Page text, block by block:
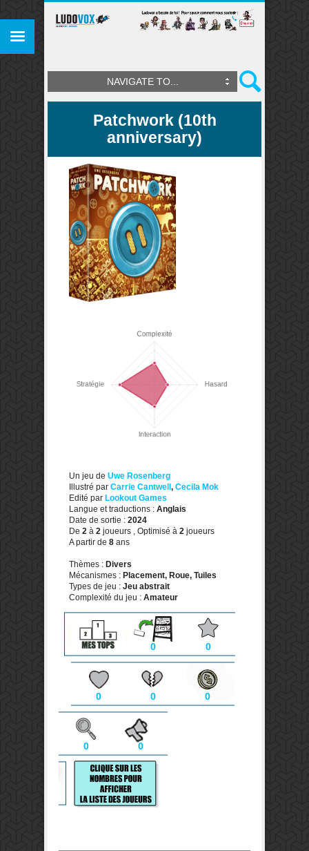
NAVIGATE TO...
Patchwork (10th
anniversary)
Un jeu de Uwe Rosenberg
Illustré par Carrie Cantwell , Cecila Mok
Edité par Lookout Games
Langue et traductions : Anglais
Date de sortie : 2024
De 2 à 2 joueurs , Optimisé à 2 joueurs
A partir de 8 ans
Thèmes : Divers
Mécanismes : Placement, Roue, Tuiles
Types de jeu : Jeu abstrait
Complexité du jeu : Amateur
0 0
0 0 0
0 0